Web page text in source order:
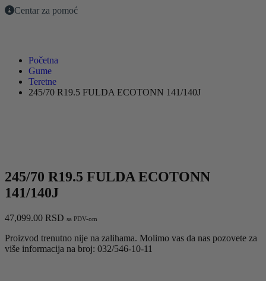
Centar za pomoć
Početna
Gume
Teretne
245/70 R19.5 FULDA ECOTONN 141/140J
245/70 R19.5 FULDA ECOTONN
141/140J
47,099.00 RSD sa PDV-om
Proizvod trenutno nije na zalihama. Molimo vas da nas pozovete za
više informacija na broj: 032/546-10-11